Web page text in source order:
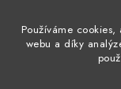
Používáme
webu a díky
Obchodní podmínky
Podmínky ochrany
Proč AMÁLKA?
Facebook